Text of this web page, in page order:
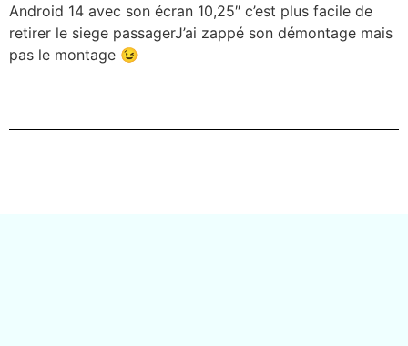
Android 14 avec son écran 10,25″ c’est plus facile de
retirer le siege passagerJ’ai zappé son démontage mais
pas le montage 😉